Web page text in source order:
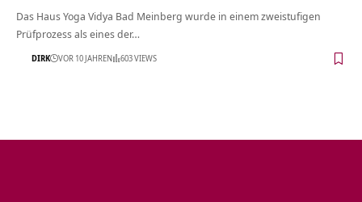
Das Haus Yoga Vidya Bad Meinberg wurde in einem zweistufigen
Prüfprozess als eines der…
DIRK VOR 10 JAHREN 603 VIEWS